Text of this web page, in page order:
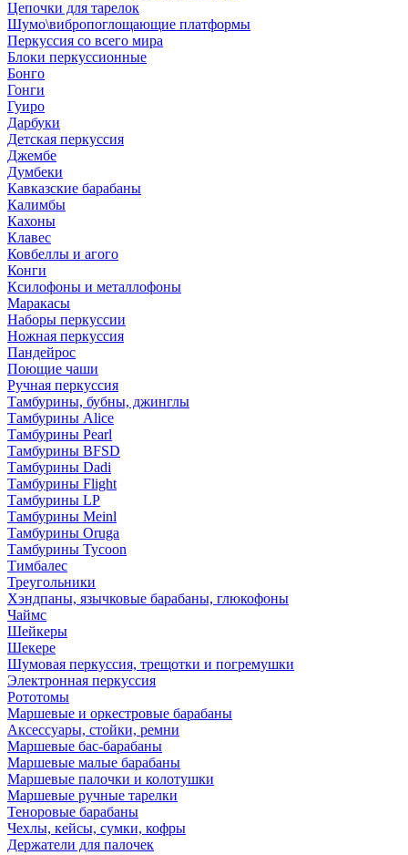
Цепочки для тарелок
Шумо\вибропоглощающие платформы
Перкуссия со всего мира
Блоки перкуссионные
Бонго
Гонги
Гуиро
Дарбуки
Детская перкуссия
Джембе
Думбеки
Кавказские барабаны
Калимбы
Кахоны
Клавес
Ковбеллы и агого
Конги
Ксилофоны и металлофоны
Маракасы
Наборы перкуссии
Ножная перкуссия
Пандейрос
Поющие чаши
Ручная перкуссия
Тамбурины, бубны, джинглы
Тамбурины Alice
Тамбурины Pearl
Тамбурины BFSD
Тамбурины Dadi
Тамбурины Flight
Тамбурины LP
Тамбурины Meinl
Тамбурины Oruga
Тамбурины Tycoon
Тимбалес
Треугольники
Хэндпаны, язычковые барабаны, глюкофоны
Чаймс
Шейкеры
Шекере
Шумовая перкуссия, трещотки и погремушки
Электронная перкуссия
Рототомы
Маршевые и оркестровые барабаны
Аксессуары, стойки, ремни
Маршевые бас-барабаны
Маршевые малые барабаны
Маршевые палочки и колотушки
Маршевые ручные тарелки
Теноровые барабаны
Чехлы, кейсы, сумки, кофры
Держатели для палочек